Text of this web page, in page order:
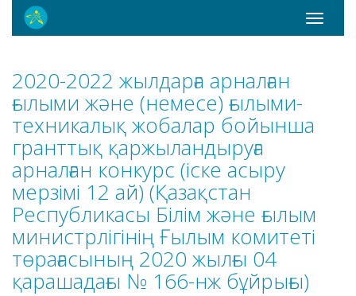
Toggle
2020-2022 жылдарға арналған
ғылыми және (немесе) ғылыми-
техникалық жобалар бойынша
гранттық қаржыландыруға
арналған конкурс (іске асыру
мерзімі 12 ай) (Қазақстан
Республикасы Білім және ғылым
министрлігінің Ғылым комитеті
төрағасының 2020 жылғы 04
қарашадағы № 166-нж бұйрығы)